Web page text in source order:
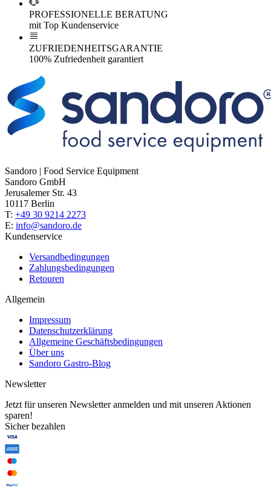
PROFESSIONELLE BERATUNG
mit Top Kundenservice
ZUFRIEDENHEITSGARANTIE
100% Zufriedenheit garantiert
Sandoro | Food Service Equipment
Sandoro GmbH
Jerusalemer Str. 43
10117 Berlin
T: +49 30 9214 2273
E: info@sandoro.de
Kundenservice
Versandbedingungen
Zahlungsbedingungen
Retouren
Allgemein
Impressum
Datenschutzerklärung
Allgemeine Geschäftsbedingungen
Über uns
Sandoro Gastro-Blog
Newsletter
Jetzt für unseren Newsletter anmelden und mit unseren Aktionen
sparen!
Sicher bezahlen